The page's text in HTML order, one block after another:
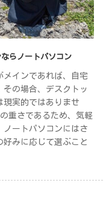
らノートパソコン
メインであれば、自宅
の場合、デスクトッ
現実的ではありませ
重さであるため、気軽
ノートパソコンにはさ
みに応じて選ぶこと